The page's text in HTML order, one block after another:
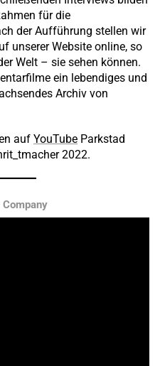
für die
der Aufführung stellen wir
unserer Website online, so
Welt – sie sehen können.
ein lebendiges und
Archiv von
auf YouTube Parkstad
2022.